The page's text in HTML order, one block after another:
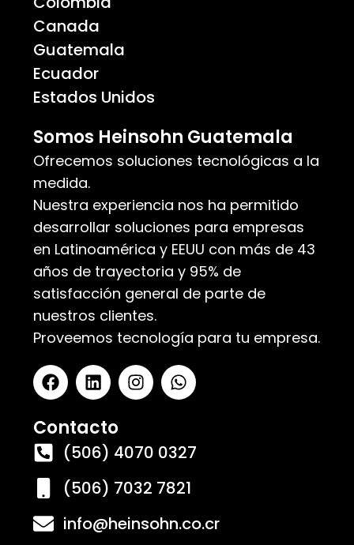
Canada
Guatemala
Ecuador
Estados Unidos
Somos Heinsohn Guatemala
Ofrecemos soluciones tecnológicas a la
medida.
Nuestra experiencia nos ha permitido
desarrollar soluciones para empresas
en Latinoamérica y EEUU con más de 43
años de trayectoria y 95% de
satisfacción general de parte de
nuestros clientes.
Proveemos tecnología para tu empresa.
Contacto
(506) 4070 0327
(506) 7032 7821
info@heinsohn.co.cr